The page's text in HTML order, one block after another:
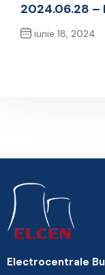
2024.06.28 –
iunie 18, 2024
Electrocentrale